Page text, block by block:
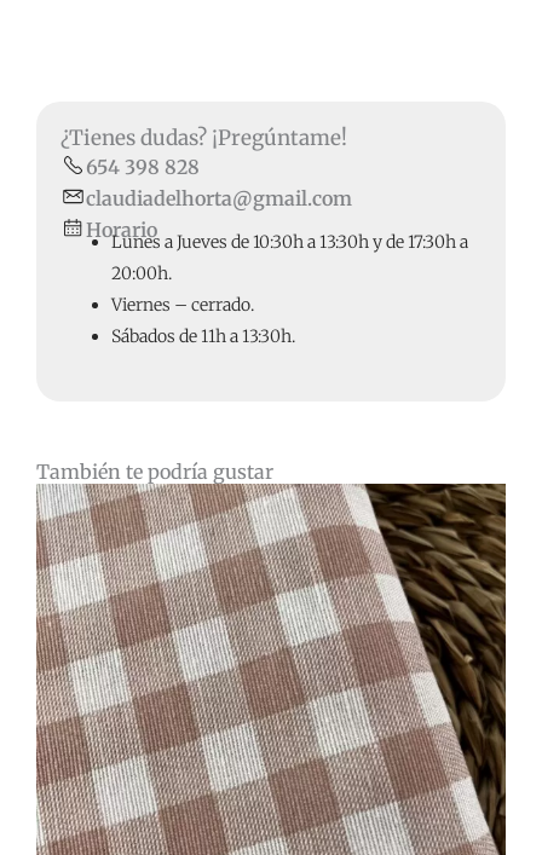
¿Tienes dudas? ¡Pregúntame!
654 398 828
claudiadelhorta@gmail.com
Horario
Lunes a Jueves de 10:30h a 13:30h y de 17:30h a
20:00h.
Viernes – cerrado.
Sábados de 11h a 13:30h.
También te podría gustar